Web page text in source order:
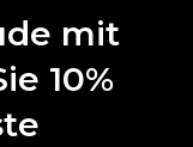
mit
10%